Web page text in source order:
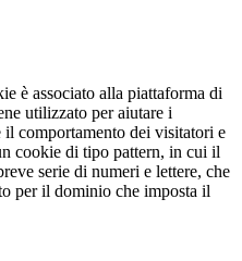
è associato alla piattaforma di
utilizzato per aiutare i
comportamento dei visitatori e
cookie di tipo pattern, in cui il
serie di numeri e lettere, che
per il dominio che imposta il